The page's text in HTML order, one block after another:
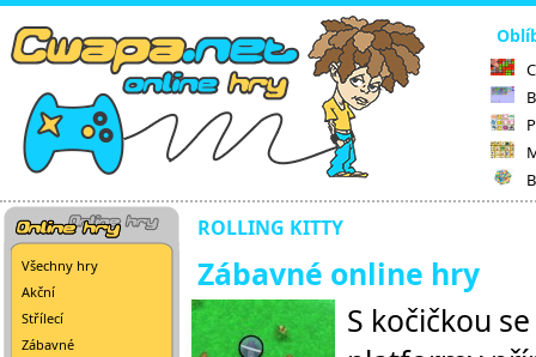
Všechny hry
Akční
Střílecí
Zábavné
ROLLING KITTY
Zábavné online hry
S kočičkou